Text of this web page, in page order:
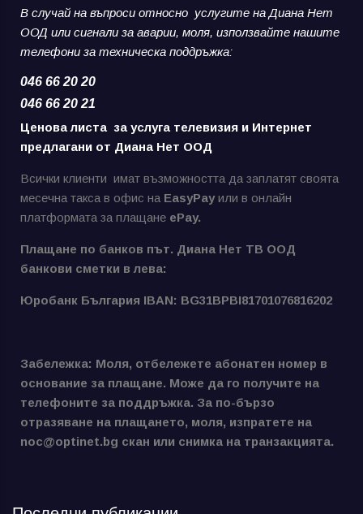
В случай на въпроси относно услугите на Диана Нет
ООД или сигнали за аварии, моля, използвайте нашите
телефони за техническа поддръжка:
046 66 20 20
046 66 20 21
Ценова листа за услуга телевизия и Интернет
предлагани от Диана Нет ООД
Всички клиенти имат възможността да заплатят своята
месечна такса в офис на EasyPayили в онлайн
платформата за плащане ePay.
Плащане по банков път. Диана Нет ТВ ООД
банкови сметки в лева:
Юробанк България IBAN: BG31BPBI81701076816202
Забележка: Моля, отбележете абонатен номер в
основание за плащане. Може да го получите на
телефоните за поддръжка. За по-бързо
отразяване на плащането, моля, изпратете на
noc@optinet.bg скан или снимка на транзакцията.